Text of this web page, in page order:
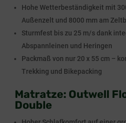
Hohe Wetterbeständigkeit mit
Außenzelt und 8000 mm am
Sturmfest bis zu 25 m/s dank
Abspannleinen und Heringen
Packmaß von nur 20 x 55 cm –
Trekking und Bikepacking
Matratze: Outwell
Double